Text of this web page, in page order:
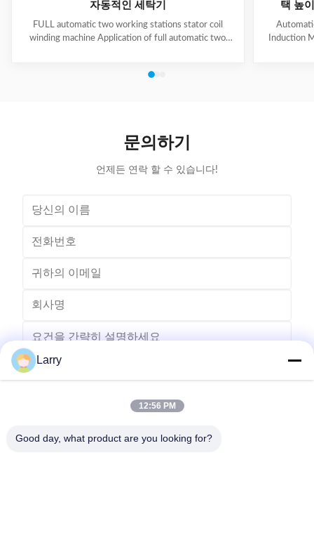
자동적인 세탁기
FULL automatic two working stations stator coil
winding machine Application of full automatic two
poles, 4 poles and 6poles coils winding. 1. Main
Winding speed ≤2500RPM Max stator OD 160mm
택 높
Induction
문의하기
언제든 연락 할 수 있습니다!
Larry
12:56 PM
Good day, what product are you looking for?